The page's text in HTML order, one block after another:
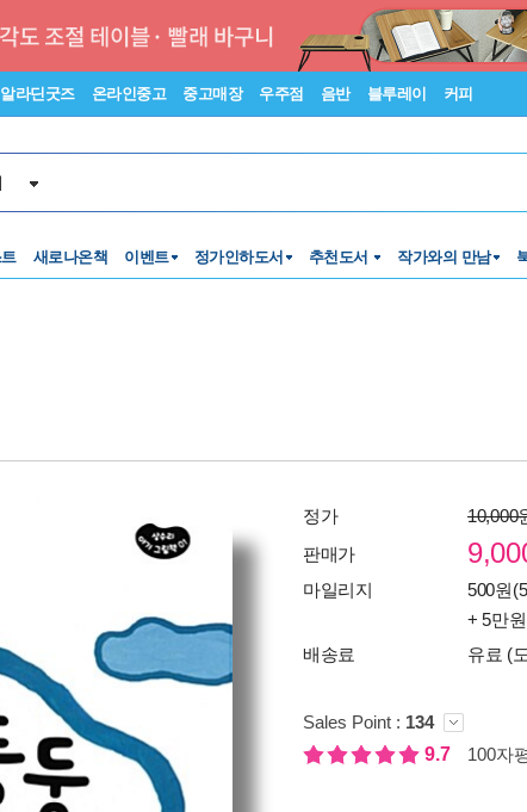
알라딘굿즈 온라인중고 중고매장 우주점 음반 블루레이 커피
새로나온책 이벤트 정가인하도서 추천도서 작가와의 만남
정가
10,000
판매가
마일리지
500원
+ 5만
배송료
유료 (
Sales Point : 134
9.7
100자